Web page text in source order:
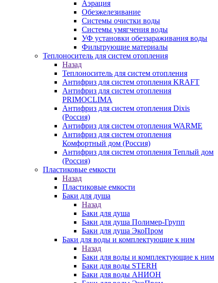
Аэрация
Обезжелезивание
Системы очистки воды
Системы умягчения воды
УФ установки обеззараживания воды
Фильтрующие материалы
Теплоноситель для систем отопления
Назад
Теплоноситель для систем отопления
Антифриз для систем отопления KRAFT
Антифриз для систем отопления
PRIMOCLIMA
Антифриз для систем отопления Dixis
(Россия)
Антифриз для систем отопления WARME
Антифриз для систем отопления
Комфортный дом (Россия)
Антифриз для систем отопления Теплый дом
(Россия)
Пластиковые емкости
Назад
Пластиковые емкости
Баки для душа
Назад
Баки для душа
Баки для душа Полимер-Групп
Баки для душа ЭкоПром
Баки для воды и комплектующие к ним
Назад
Баки для воды и комплектующие к ним
Баки для воды STERH
Баки для воды АНИОН